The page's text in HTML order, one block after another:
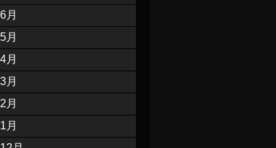
月
月
月
月
月
月